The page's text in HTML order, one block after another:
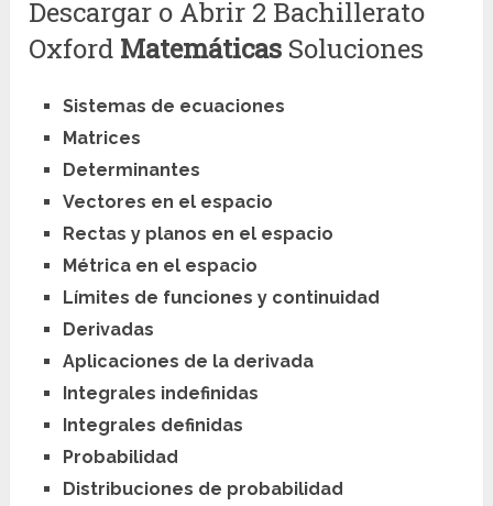
Descargar o Abrir 2 Bachillerato
Oxford Matemáticas Soluciones
Sistemas de ecuaciones
Matrices
Determinantes
Vectores en el espacio
Rectas y planos en el espacio
Métrica en el espacio
Límites de funciones y continuidad
Derivadas
Aplicaciones de la derivada
Integrales indefinidas
Integrales definidas
Probabilidad
Distribuciones de probabilidad